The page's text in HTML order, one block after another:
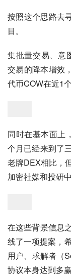
按照这个思路去
目。
集批量交易、意
交易的降本增效
代币COW在近1
同时在基本面上
个月已经来到了
老牌DEX相比，
加密社媒和投研
在这些背景信息
线了一项提案，
用户、求解者（
协议本身达到多赢